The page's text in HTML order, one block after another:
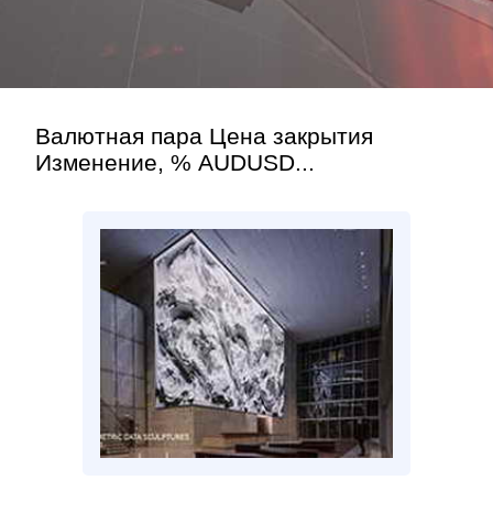
Валютная пара Цена закрытия
Изменение, % AUDUSD...
Контакт»